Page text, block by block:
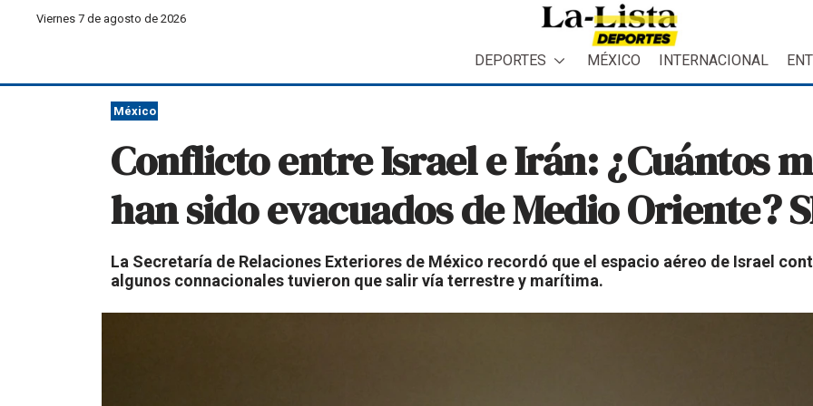
Viernes 7 de agosto de 2026
DEPORTES MÉXICO INTERNACIONAL
México
Conflicto entre Israel e Irán: ¿Cuántos
han sido evacuados de Medio Oriente?
La Secretaría de Relaciones Exteriores de México recordó que el espacio aéreo de Israel
algunos connacionales tuvieron que salir vía terrestre y marítima.